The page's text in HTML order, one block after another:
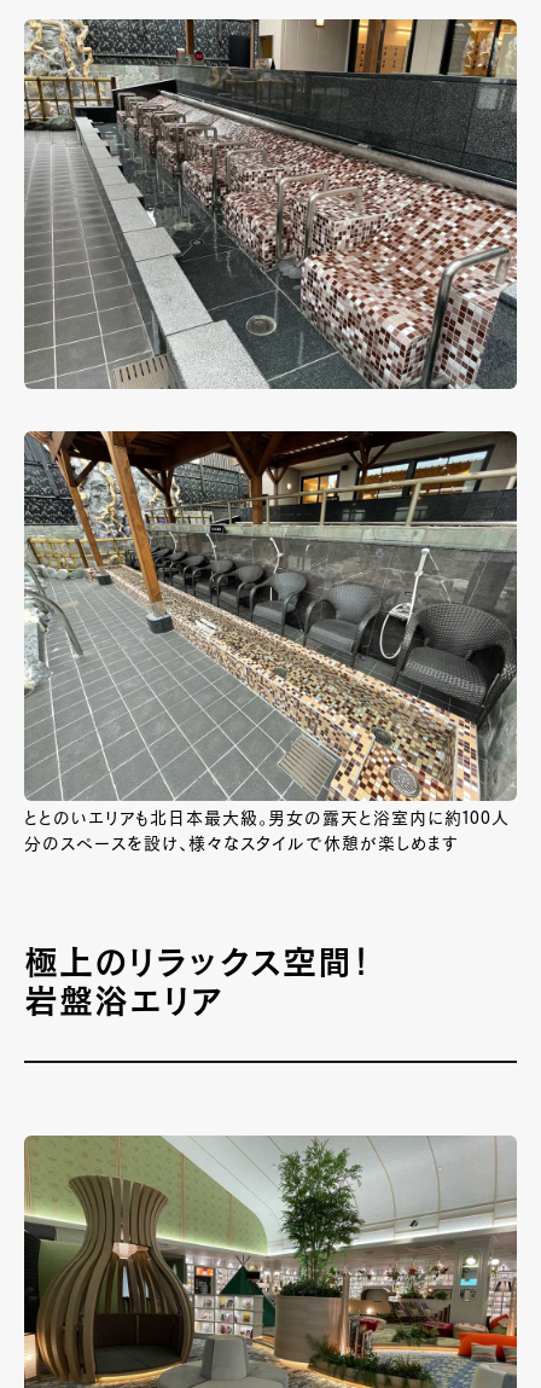
ととのいエリアも北日本最大級。男女の露天と浴室内に約100人
分のスペースを設け、様々なスタイルで休憩が楽しめます
極上のリラックス空間！
岩盤浴エリア